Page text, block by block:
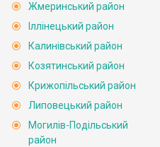
Жмеринський район
Іллінецький район
Калинівський район
Козятинський район
Крижопільський район
Липовецький район
Могилів-Подільський
район